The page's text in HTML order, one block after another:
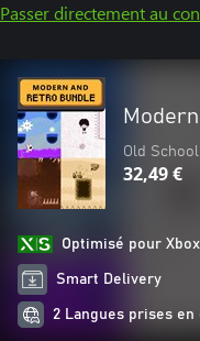
Passer directement au
Old
32,49 €
Optimisé pour
Smart Delivery
2 Langues prises en